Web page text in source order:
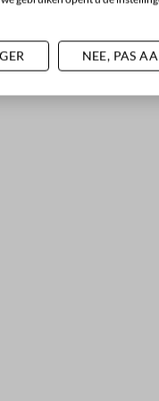
NEE, PAS